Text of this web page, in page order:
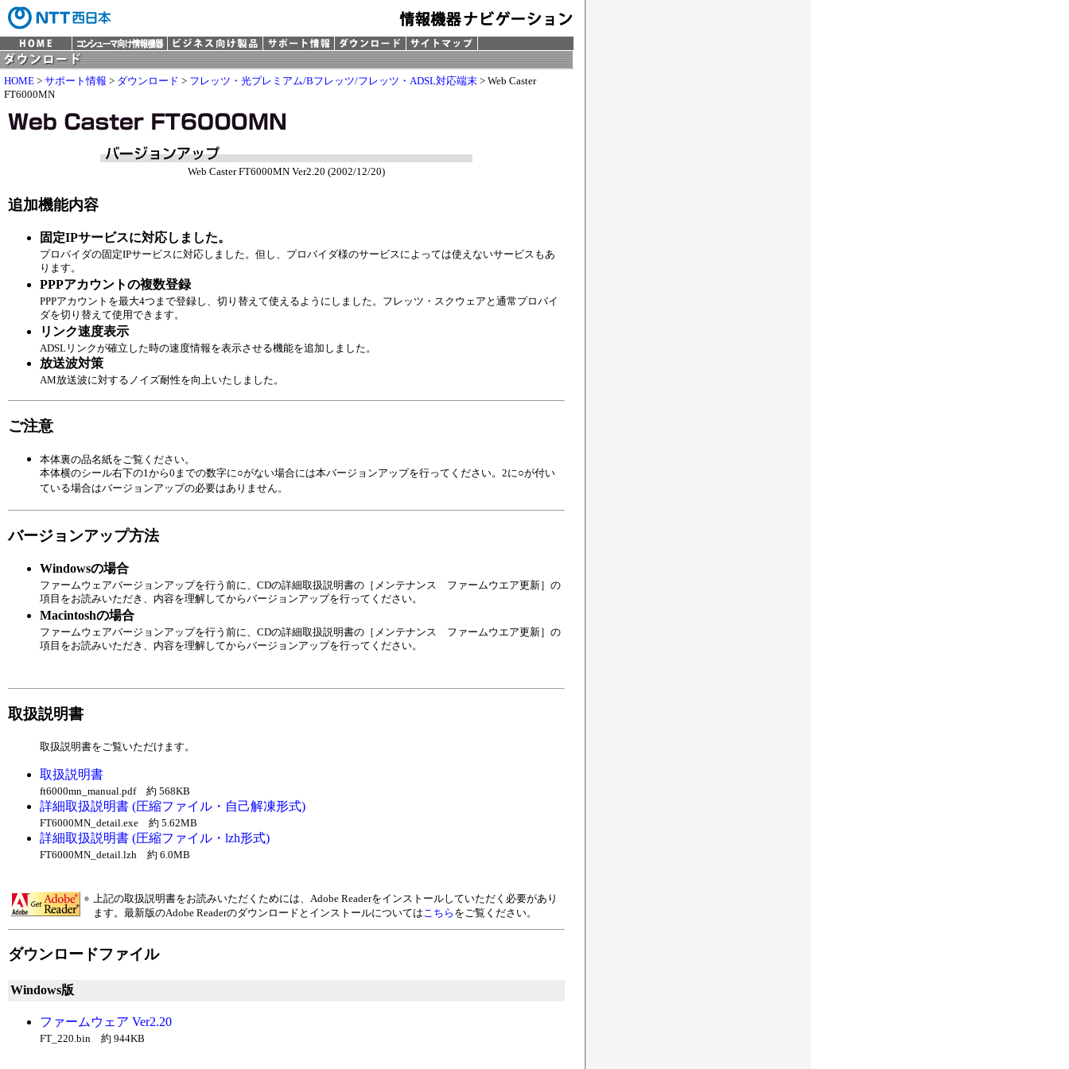
HOME > サポート情報 > ダウンロード > フレッツ・光プレミアム/Bフレッツ/フレッツ・ADSL対応端末 > Web Caster
FT6000MN
Web Caster FT6000MN Ver2.20 (2002/12/20)
追加機能内容
固定IPサービスに対応しました。
プロバイダの固定IPサービスに対応しました。但し、プロバイダ様のサービスによっては使えないサービスもあ
ります。
PPPアカウントの複数登録
PPPアカウントを最大4つまで登録し、切り替えて使えるようにしました。フレッツ・スクウェアと通常プロバイ
ダを切り替えて使用できます。
リンク速度表示
ADSLリンクが確立した時の速度情報を表示させる機能を追加しました。
放送波対策
AM放送波に対するノイズ耐性を向上いたしました。
ご注意
本体裏の品名紙をご覧ください。
本体横のシール右下の1から0までの数字に○がない場合には本バージョンアップを行ってください。2に○が付い
ている場合はバージョンアップの必要はありません。
バージョンアップ方法
Windowsの場合
ファームウェアバージョンアップを行う前に、CDの詳細取扱説明書の［メンテナンス ファームウエア更新］の
項目をお読みいただき、内容を理解してからバージョンアップを行ってください。
Macintoshの場合
ファームウェアバージョンアップを行う前に、CDの詳細取扱説明書の［メンテナンス ファームウエア更新］の
項目をお読みいただき、内容を理解してからバージョンアップを行ってください。
取扱説明書
取扱説明書をご覧いただけます。
取扱説明書
ft6000mn_manual.pdf 約 568KB
詳細取扱説明書 (圧縮ファイル・自己解凍形式)
FT6000MN_detail.exe 約 5.62MB
詳細取扱説明書 (圧縮ファイル・lzh形式)
FT6000MN_detail.lzh 約 6.0MB
●
上記の取扱説明書をお読みいただくためには、Adobe Readerをインストールしていただく必要があり
ます。最新版のAdobe Readerのダウンロードとインストールについては こちら をご覧ください。
ダウンロードファイル
Windows版
ファームウェア Ver2.20
FT_220.bin 約 944KB